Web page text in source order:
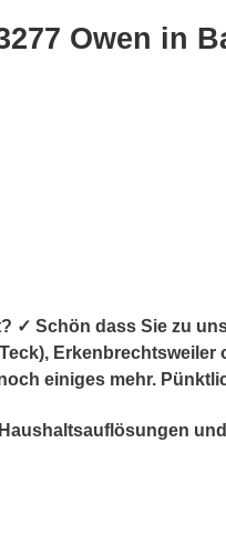
Owen in
✓ Schön dass Sie zu
Erkenbrechtsweiler
einiges mehr.